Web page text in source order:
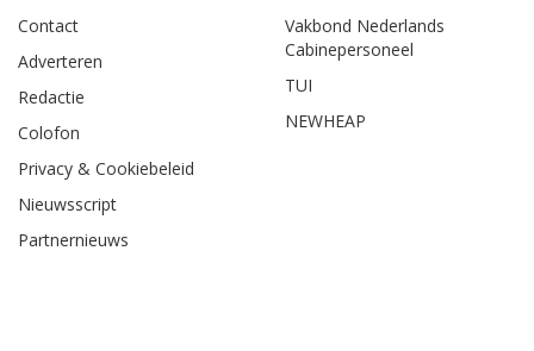
Contact
Adverteren
Redactie
Colofon
Privacy & Cookiebeleid
Nieuwsscript
Partnernieuws
Vakbond Nederlands
Cabinepersoneel
TUI
NEWHEAP